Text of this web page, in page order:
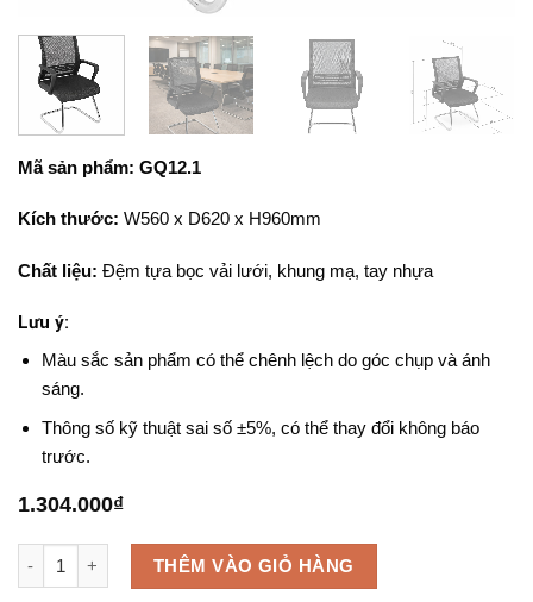
Mã sản phẩm: GQ12.1
Kích thước: W560 x D620 x H960mm
Chất liệu: Đệm tựa bọc vải lưới, khung mạ, tay nhựa
Lưu ý:
Màu sắc sản phẩm có thể chênh lệch do góc chụp và ánh
sáng.
Thông số kỹ thuật sai số ±5%, có thể thay đổi không báo
trước.
1.304.000₫
Ghế chân quỳ GQ12.1 số lượng
THÊM VÀO GIỎ HÀNG